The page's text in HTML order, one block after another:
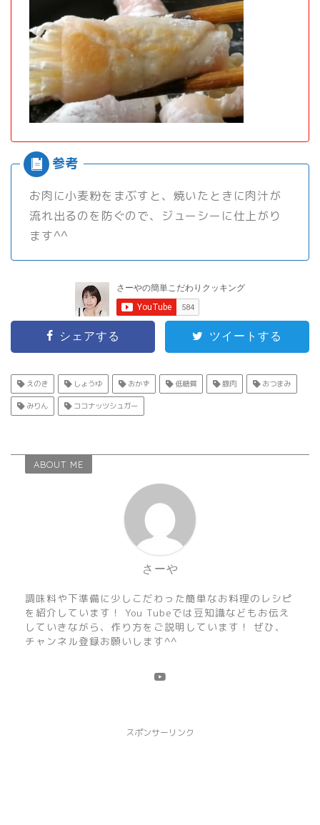
お肉に小麦粉をまぶすと、焼いたときに肉汁が
流れ出るのを防ぐので、ジューシーに仕上がり
ます^^
シェアする ツイートする
えのき しょうゆ おかず 低糖質 豚肉 おつまみ
みりん ココナッツシュガー
ABOUT ME
さーや
調味料や下準備に少しこだわった簡単なお料理のレシピ
を紹介しています！ You Tubeでは豆知識などもお伝え
していきながら、作り方をご説明しています！ ぜひ、
チャンネル登録お願いします^^
スポンサーリンク